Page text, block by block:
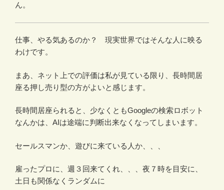
ん。
仕事、やる気あるのか？ 現実世界ではそんな人に映る
わけです。
まあ、ネット上での評価は私が見ている限り、長時間居
座る押し売り型の方がよいと感じます。
長時間居座られると、少なくともGoogleの検索ロボット
なんかは、AIは途端に判断出来なくなってしまいます。
セールスマンか、遊びに来ている人か、、、
雇ったプロに、週３回来てくれ、、、夜７時を目安に、
土日も関係なくランダムに